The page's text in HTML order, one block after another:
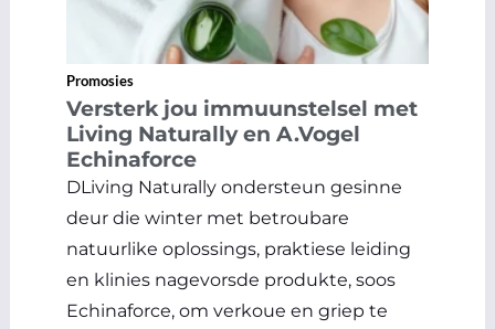
Promosies
Versterk jou immuunstelsel met
Living Naturally en A.Vogel
Echinaforce
DLiving Naturally ondersteun gesinne
deur die winter met betroubare
natuurlike oplossings, praktiese leiding
en klinies nagevorsde produkte, soos
Echinaforce, om verkoue en griep te